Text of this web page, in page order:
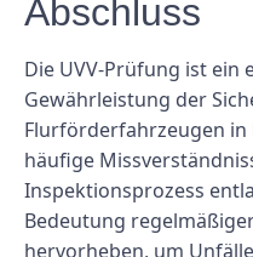
Abschluss
Die UVV-Prüfung ist ein
Gewährleistung der
Flurförderfahrzeugen
häufige
Inspektionsprozess
Bedeutung
hervorheben, um